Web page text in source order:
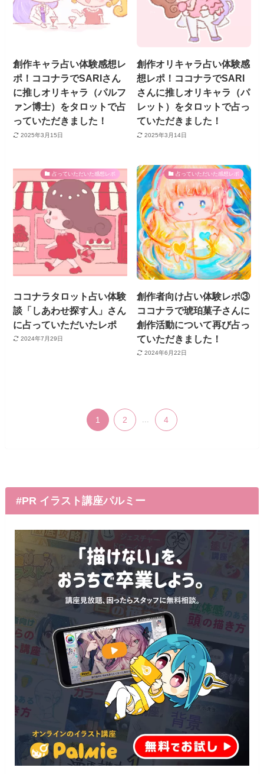
創作キャラ占い体験感想レ
ポ！ココナラでSARIさん
に推しオリキャラ（パルフ
ァン博士）をタロットで占
っていただきました！
2025年3月15日
創作オリキャラ占い体験感
想レポ！ココナラでSARI
さんに推しオリキャラ（パ
レット）をタロットで占っ
ていただきました！
2025年3月14日
占っていただいた感想レポ
ココナラタロット占い体験
談「しあわせ探す人」さん
に占っていただいたレポ
2024年7月29日
占っていただいた感想レポ
創作者向け占い体験レポ③
ココナラで琥珀菓子さんに
創作活動について再び占っ
ていただきました！
2024年6月22日
1 2 4
#PR イラスト講座パルミー